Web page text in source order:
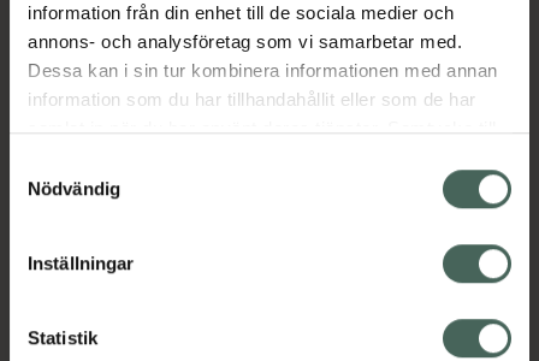
information från din enhet till de sociala medier och
annons- och analysföretag som vi samarbetar med.
Dessa kan i sin tur kombinera informationen med annan
information som du har tillhandahållit eller som de har
samlat in när du har använt deras tjänster. Samtycke till
återkalla ditt samtycke via webbplatsens
cookieinställningar. Ett återkallat samtycke påverkar inte
lagligheten av behandling som skett innan återkallelsen.
Nödvändig
Inställningar
Statistik
EAN:04750232015469
Bipacksedel från FASS Visa
syd till Lappland i norr, och online i mobilen och på
datorn. Oavsett vem du är så är det vårt uppdrag att